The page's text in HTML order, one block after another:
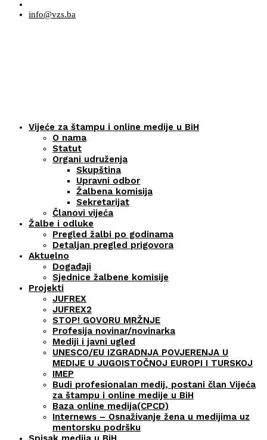
info@vzs.ba
Vijeće za štampu i online medije u BiH
O nama
Statut
Organi udruženja
Skupština
Upravni odbor
Žalbena komisija
Sekretarijat
Članovi vijeća
Žalbe i odluke
Pregled žalbi po godinama
Detaljan pregled prigovora
Aktuelno
Događaji
Sjednice žalbene komisije
Projekti
JUFREX
JUFREX2
STOP! GOVORU MRŽNJE
Profesija novinar/novinarka
Mediji i javni ugled
UNESCO/EU IZGRADNJA POVJERENJA U
MEDIJE U JUGOISTOČNOJ EUROPI I TURSKOJ
IMEP
Budi profesionalan medij, postani član Vijeća
za štampu i online medije u BiH
Baza online medija(CPCD)
Internews – Osnaživanje žena u medijima uz
mentorsku podršku